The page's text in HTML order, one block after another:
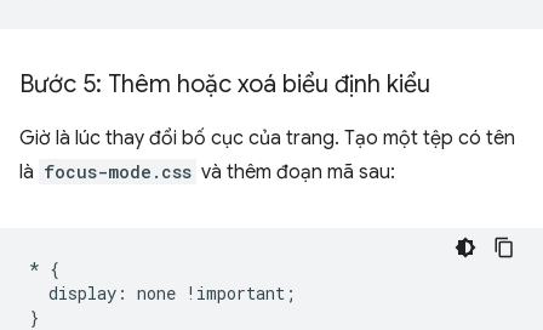
Bước 5: Thêm hoặc xoá biểu định kiểu
Giờ là lúc thay đổi bố cục của trang. Tạo một tệp có tên
là focus-mode.css và thêm đoạn mã sau:
* {
display : none ! important ;
}